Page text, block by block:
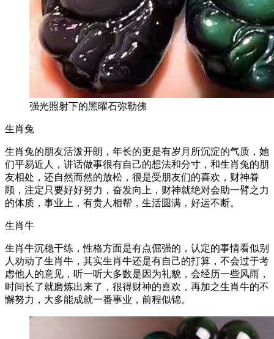
强光照射下的黑曜石弥勒佛
生肖兔
生肖兔的朋友活泼开朗，年长的更是有岁月所沉淀的气质，她
们平易近人，讲话做事很有自己的想法和分寸，和生肖兔的朋
友相处，还自然而然的放松，很是受朋友们的喜欢，财神眷
顾，注定只要好好努力，奋发向上，财神就绝对会助一臂之力
的体质，事业上，有贵人相帮，生活圆满，好运不断。
生肖牛
生肖牛沉稳干练，性格方面是有点倔强的，认定的事情看似别
人劝动了生肖牛，其实生肖牛还是有自己的打算，不会过于考
虑他人的意见，听一听大多数是因为礼貌，会经历一些风雨，
时间长了就磨炼出来了，很得财神的喜欢，再加之生肖牛的不
懈努力，大多能成就一番事业，前程似锦。